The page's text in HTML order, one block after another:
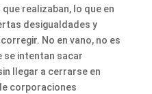
realizaban, lo que en
desigualdades y
No en vano, no es
se intentan sacar
llegar a cerrarse en
corporaciones